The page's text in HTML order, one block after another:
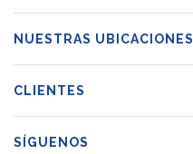
NUESTRAS UBICACIONES
CLIENTES
SÍGUENOS